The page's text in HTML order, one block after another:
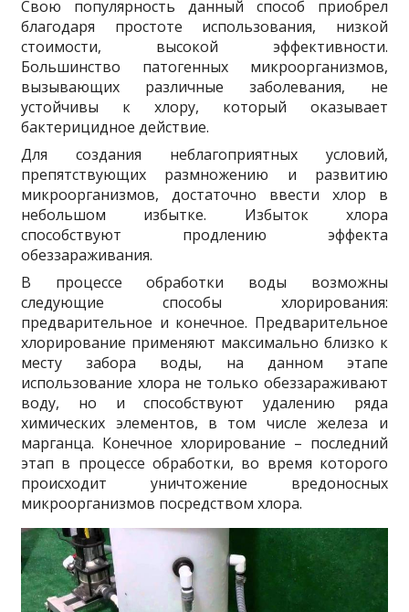
Свою популярность данный способ приобрел
благодаря простоте использования, низкой
стоимости, высокой эффективности.
Большинство патогенных микроорганизмов,
вызывающих различные заболевания, не
устойчивы к хлору, который оказывает
бактерицидное действие.
Для создания неблагоприятных условий,
препятствующих размножению и развитию
микроорганизмов, достаточно ввести хлор в
небольшом избытке. Избыток хлора
способствуют продлению эффекта
обеззараживания.
В процессе обработки воды возможны
следующие способы хлорирования:
предварительное и конечное. Предварительное
хлорирование применяют максимально близко к
месту забора воды, на данном этапе
использование хлора не только обеззараживают
воду, но и способствуют удалению ряда
химических элементов, в том числе железа и
марганца. Конечное хлорирование – последний
этап в процессе обработки, во время которого
происходит уничтожение вредоносных
микроорганизмов посредством хлора.